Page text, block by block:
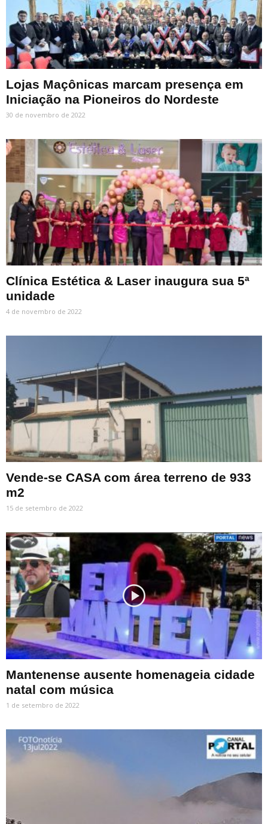
Lojas Maçônicas marcam presença em
Iniciação na Pioneiros do Nordeste
30 de novembro de 2022
Clínica Estética & Laser inaugura sua 5ª
unidade
4 de novembro de 2022
Vende-se CASA com área terreno de 933
m2
15 de setembro de 2022
Mantenense ausente homenageia cidade
natal com música
1 de setembro de 2022